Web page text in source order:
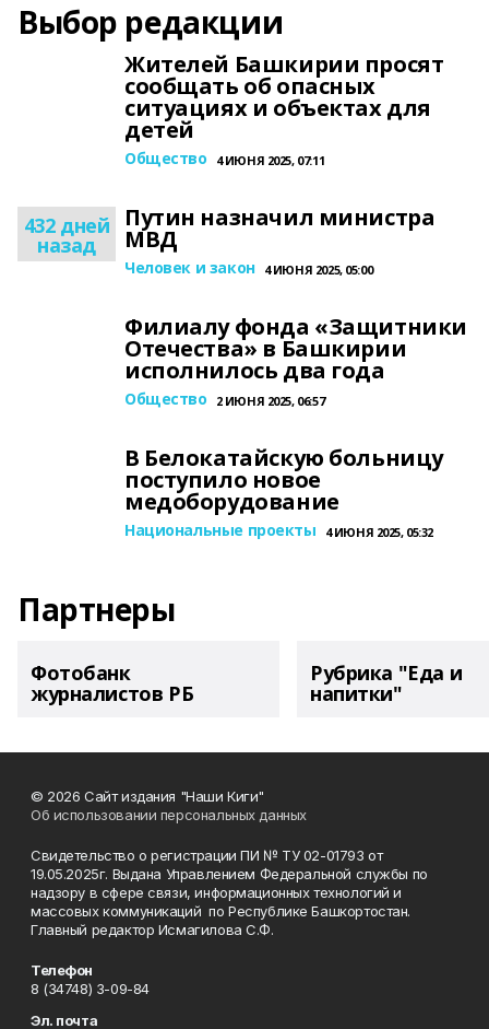
Выбор редакции
Жителей Башкирии просят
сообщать об опасных
ситуациях и объектах для
детей
Общество 4 ИЮНЯ 2025, 07:11
432 дней
назад
Путин назначил министра
МВД
Человек и закон 4 ИЮНЯ 2025, 05:00
Филиалу фонда «Защитники
Отечества» в Башкирии
исполнилось два года
Общество 2 ИЮНЯ 2025, 06:57
В Белокатайскую больницу
поступило новое
медоборудование
Национальные проекты 4 ИЮНЯ 2025, 05:32
Партнеры
Фотобанк
журналистов РБ
Рубрика "Еда и
напитки"
© 2026 Сайт издания "Наши Киги"
Об использовании персональных данных
Свидетельство о регистрации ПИ № ТУ 02-01793 от
19.05.2025г. Выдана Управлением Федеральной службы по
надзору в сфере связи, информационных технологий и
массовых коммуникаций по Республике Башкортостан.
Главный редактор Исмагилова С.Ф.
Телефон
8 (34748) 3-09-84
Эл. почта